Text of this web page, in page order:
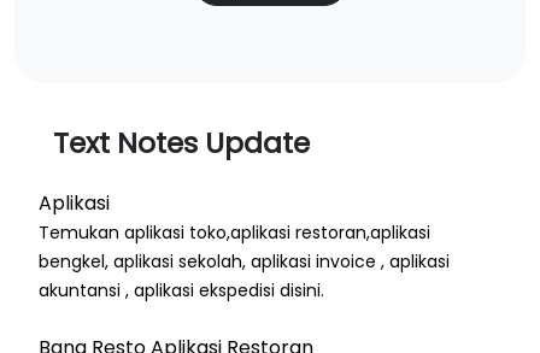
Text Notes Update
Aplikasi
Temukan aplikasi toko,aplikasi restoran,aplikasi
bengkel, aplikasi sekolah, aplikasi invoice , aplikasi
akuntansi , aplikasi ekspedisi disini.
Bang Resto Aplikasi Restoran